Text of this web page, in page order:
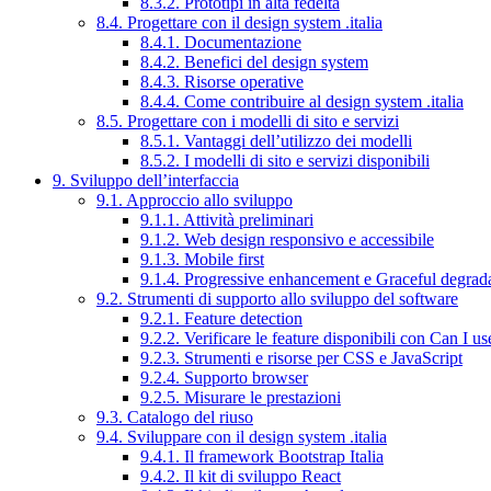
8.4. Progettare con il design system .italia
8.4.1. Documentazione
8.4.2. Benefici del design system
8.4.3. Risorse operative
8.4.4. Come contribuire al design system .italia
8.5. Progettare con i modelli di sito e servizi
8.5.1. Vantaggi dell’utilizzo dei modelli
8.5.2. I modelli di sito e servizi disponibili
9. Sviluppo dell’interfaccia
9.1. Approccio allo sviluppo
9.1.1. Attività preliminari
9.1.2. Web design responsivo e accessibile
9.1.3. Mobile first
9.1.4. Progressive enhancement e Graceful
9.2. Strumenti di supporto allo sviluppo del software
9.2.1. Feature detection
9.2.2. Verificare le feature disponibili con Can I
9.2.3. Strumenti e risorse per CSS e JavaScript
9.2.4. Supporto browser
9.2.5. Misurare le prestazioni
9.3. Catalogo del riuso
9.4. Sviluppare con il design system .italia
9.4.1. Il framework Bootstrap Italia
9.4.2. Il kit di sviluppo React